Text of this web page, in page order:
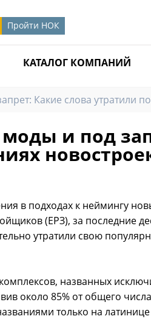
Пройти НОК
КАТАЛОГ КОМПАНИЙ
Какие слова утратили
и под
в подходах к неймингу
(ЕРЗ), за последние
утратили свою
названных
около 85% от общего
только на
Совет Госдумы